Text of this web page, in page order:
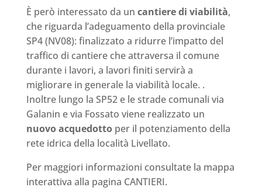
È però interessato da un cantiere di viabilità,
che riguarda l’adeguamento della provinciale
SP4 (NV08): finalizzato a ridurre l’impatto del
traffico di cantiere che attraversa il comune
durante i lavori, a lavori finiti servirà a
migliorare in generale la viabilità locale. .
Inoltre lungo la SP52 e le strade comunali via
Galanin e via Fossato viene realizzato un
nuovo acquedottoper il potenziamento della
rete idrica della località Livellato.
Per maggiori informazioni consultate la mappa
interattiva alla pagina CANTIERI.